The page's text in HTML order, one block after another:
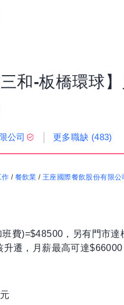
和-板橋環球
公司 更多職缺 (483)
作 / 餐飲業 / 王座國際餐飲股份有限公
費)=$48500，另有門市達
升遷，月薪最高可達$66000